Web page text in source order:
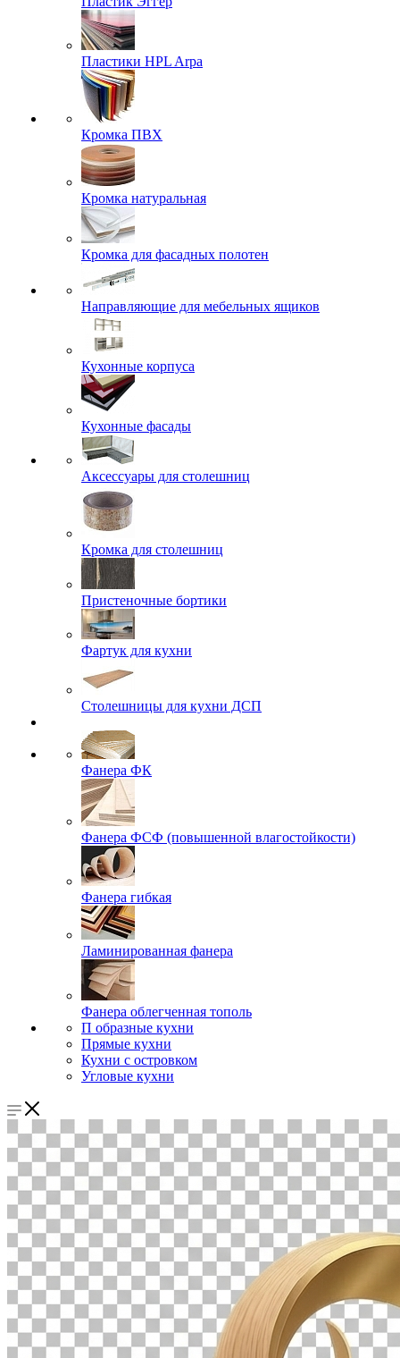
Пластики HPL Arpa
Кромка ПВХ
Кромка натуральная
Кромка для фасадных полотен
Направляющие для мебельных ящиков
Кухонные корпуса
Кухонные фасады
Аксессуары для столешниц
Кромка для столешниц
Пристеночные бортики
Фартук для кухни
Столешницы для кухни ДСП
Фанера ФК
Фанера ФСФ (повышенной влагостойкости)
Фанера гибкая
Ламинированная фанера
Фанера облегченная тополь
П образные кухни
Прямые кухни
Кухни с островком
Угловые кухни